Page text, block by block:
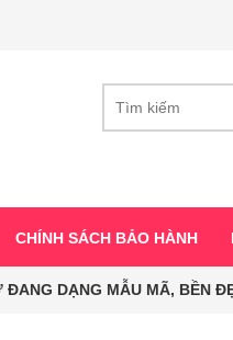
CHÍNH SÁCH BẢO HÀNH
ĐANG DẠNG MẪU MÃ, BỀN